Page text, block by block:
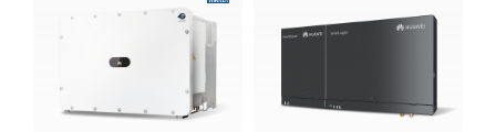
HUAWEI
Smart